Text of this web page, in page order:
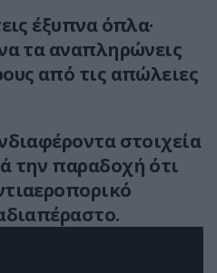
έξυπνα όπλα·
τα αναπληρώνεις
από τις απώλειες
στοιχεία
την παραδοχή ότι